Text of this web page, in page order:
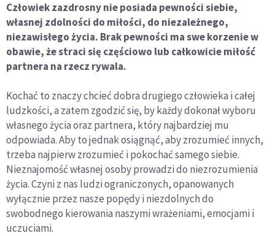
Człowiek zazdrosny nie posiada pewności siebie,
własnej zdolności do miłości, do niezależnego,
niezawisłego życia. Brak pewności ma swe korzenie w
obawie, że straci się częściowo lub całkowicie miłość
partnera na rzecz rywala.
Kochać to znaczy chcieć dobra drugiego człowieka i całej
ludzkości, a zatem zgodzić się, by każdy dokonał wyboru
własnego życia oraz partnera, który najbardziej mu
odpowiada. Aby to jednak osiągnąć, aby zrozumieć innych,
trzeba najpierw zrozumieć i pokochać samego siebie.
Nieznajomość własnej osoby prowadzi do niezrozumienia
życia. Czyni z nas ludzi ograniczonych, opanowanych
wyłącznie przez nasze popędy i niezdolnych do
swobodnego kierowania naszymi wrażeniami, emocjami i
uczuciami.